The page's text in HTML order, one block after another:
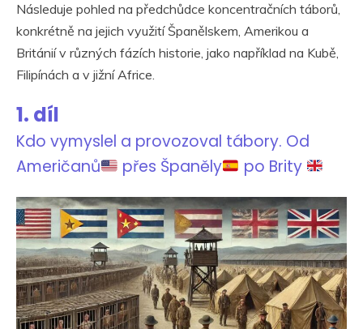
Následuje pohled na předchůdce koncentračních táborů,
konkrétně na jejich využití Španělskem, Amerikou a
Británií v různých fázích historie, jako například na Kubě,
Filipínách a v jižní Africe.
1. díl
Kdo vymyslel a provozoval tábory. Od
Američanů
přes Španěly po Brity